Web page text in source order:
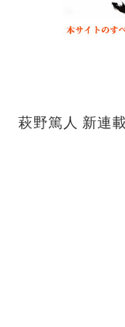
萩野篤人 新連